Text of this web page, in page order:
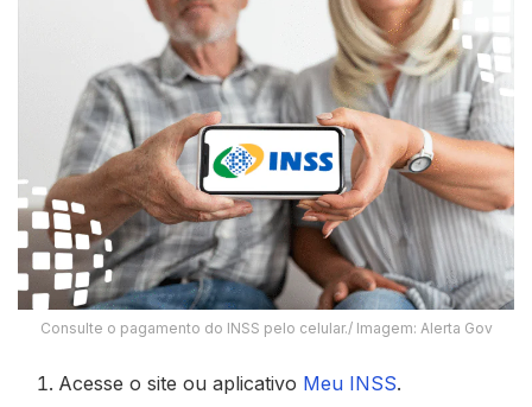
Consulte o pagamento do INSS pelo celular./ Imagem: Alerta Gov
Acesse o site ou aplicativo Meu INSS.